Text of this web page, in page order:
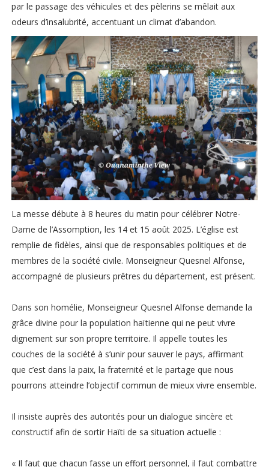
par le passage des véhicules et des pèlerins se mêlait aux
odeurs d’insalubrité, accentuant un climat d’abandon.
La messe débute à 8 heures du matin pour célébrer Notre-
Dame de l’Assomption, les 14 et 15 août 2025. L’église est
remplie de fidèles, ainsi que de responsables politiques et de
membres de la société civile. Monseigneur Quesnel Alfonse,
accompagné de plusieurs prêtres du département, est présent.
Dans son homélie, Monseigneur Quesnel Alfonse demande la
grâce divine pour la population haïtienne qui ne peut vivre
dignement sur son propre territoire. Il appelle toutes les
couches de la société à s’unir pour sauver le pays, affirmant
que c’est dans la paix, la fraternité et le partage que nous
pourrons atteindre l’objectif commun de mieux vivre ensemble.
Il insiste auprès des autorités pour un dialogue sincère et
constructif afin de sortir Haïti de sa situation actuelle :
« Il faut que chacun fasse un effort personnel, il faut combattre